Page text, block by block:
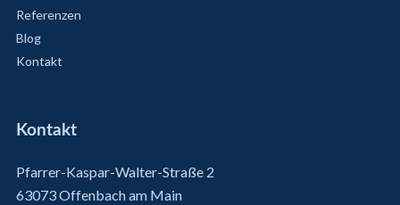
Referenzen
Blog
Kontakt
Kontakt
Pfarrer-Kaspar-Walter-Straße 2
63073 Offenbach am Main